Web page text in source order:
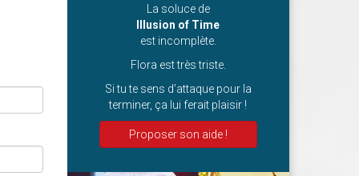
La soluce de
Illusion of Time
est incomplète.
Flora est très triste.
Si tu te sens d’attaque pour la
terminer, ça lui ferait plaisir !
Proposer son aide !